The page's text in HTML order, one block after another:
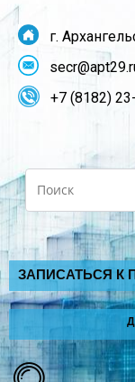
г.
+7 (8182)
Search
ЗАПИСАТЬСЯ К